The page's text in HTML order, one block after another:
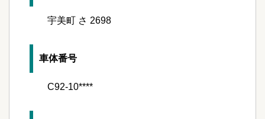
宇美町 さ 2698
車体番号
C92-10****